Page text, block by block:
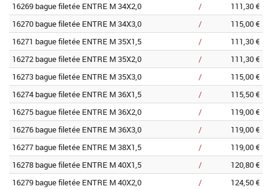
16269 bague filetée ENTRE M 34X2,0
/
111,30 €
16270 bague filetée ENTRE M 34X3,0
/
115,00 €
16271 bague filetée ENTRE M 35X1,5
/
111,30 €
16272 bague filetée ENTRE M 35X2,0
/
111,30 €
16273 bague filetée ENTRE M 35X3,0
/
115,00 €
16274 bague filetée ENTRE M 36X1,5
/
115,50 €
16275 bague filetée ENTRE M 36X2,0
/
119,00 €
16276 bague filetée ENTRE M 36X3,0
/
119,00 €
16277 bague filetée ENTRE M 38X1,5
/
119,00 €
16278 bague filetée ENTRE M 40X1,5
/
120,80 €
16279 bague filetée ENTRE M 40X2,0
/
124,50 €